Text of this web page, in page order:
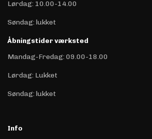
Lørdag: 10.00-14.00
Søndag: lukket
Åbningstider værksted
Mandag-Fredag: 09.00-18.00
Lørdag: Lukket
Søndag: lukket
Info